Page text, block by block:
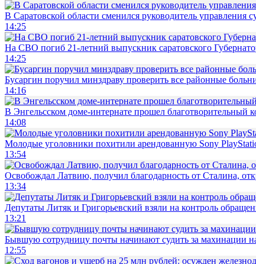
В Саратовской области сменился руководитель управления
14:25
На СВО погиб 21-летний выпускник саратовского
14:25
Бусаргин поручил минздраву проверить все районные
14:16
В Энгельсском доме-интернате прошел благотворительный
14:08
Молодые уголовники похитили арендованную Sony
13:54
Освобождал Латвию, получил благодарность от Сталина,
13:34
Депутаты Литяк и Григорьевский взяли на контроль
13:21
Бывшую сотрудницу почты начинают судить за махинации
12:55